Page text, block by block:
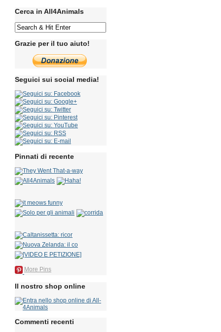
Cerca in All4Animals
Grazie per il tuo aiuto!
Seguici sui social media!
Pinnati di recente
More Pins
Il nostro shop online
Commenti recenti